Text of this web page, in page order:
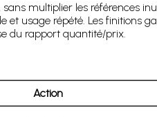
multiplier les références
usage répété. Les finitions
du rapport quantité/prix.
Action